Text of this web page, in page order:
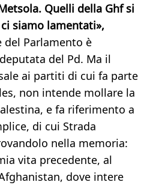
Quelli della Ghf si
siamo lamentati»,
del Parlamento è
del Pd. Ma il
ai partiti di cui fa parte
non intende mollare la
e fa riferimento a
di cui Strada
nella memoria:
vita precedente, al
dove intere